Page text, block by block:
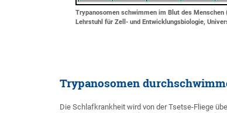
Trypanosomen schwimmen im Blut des Menschen
Lehrstuhl für Zell- und Entwicklungsbiologie,
Trypanosomen
Die Schlafkrankheit wird von der Tsetse-Fliege